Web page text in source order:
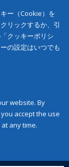
ー（Cookie）を
リックするか、引
クッキーポリシ
の設定はいつでも
website. By
accept the use
any time.